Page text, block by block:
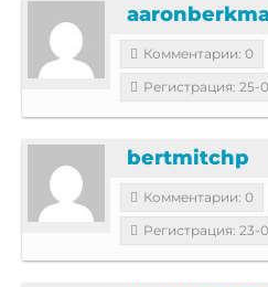
Комментарии: 0
Регистрация: 25-
bertmitchp
Комментарии: 0
Регистрация: 23-